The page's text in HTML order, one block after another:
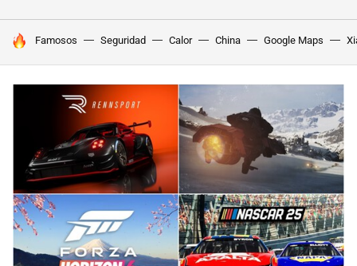
HOY SE HABLA DE
Famosos Seguridad Calor China Google Maps